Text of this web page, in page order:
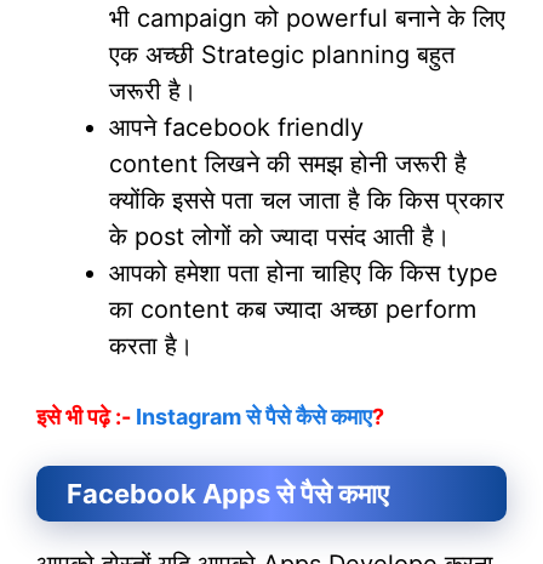
भी campaign को powerful बनाने के लिए
एक अच्छी Strategic planning बहुत
जरूरी है।
आपने facebook friendly
content लिखने की समझ होनी जरूरी है
क्योंकि इससे पता चल जाता है कि किस प्रकार
के post लोगों को ज्यादा पसंद आती है।
आपको हमेशा पता होना चाहिए कि किस type
का content कब ज्यादा अच्छा perform
करता है।
इसे भी पढ़े :- Instagramसे पैसे कैसे कमाए?
Facebook Apps से पैसे कमाए